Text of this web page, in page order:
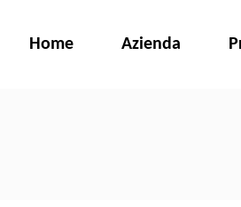
Home Azienda